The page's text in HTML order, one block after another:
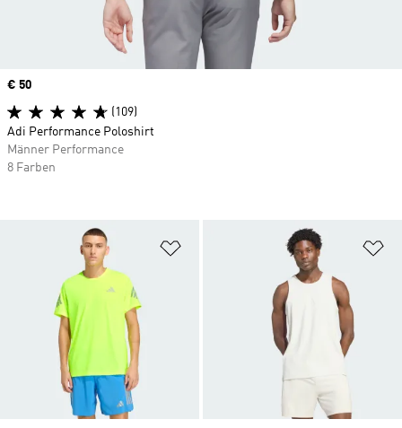
Zur Wunschliste hinzufügen
Price
€ 50
(109)
Adi Performance Poloshirt
Männer Performance
8 Farben